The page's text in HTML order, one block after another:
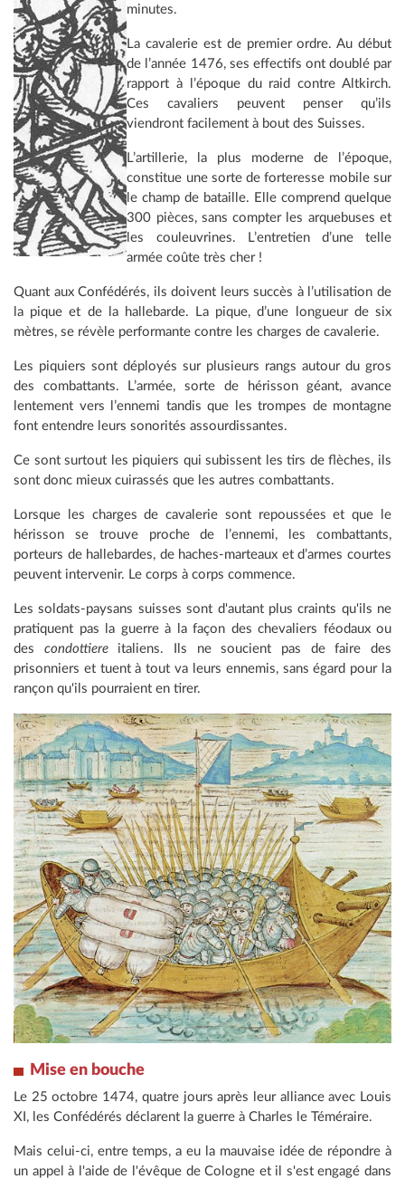
minutes.
La cavalerie est de premier ordre. Au début
de l’année 1476, ses effectifs ont doublé par
rapport à l’époque du raid contre Altkirch.
Ces cavaliers peuvent penser qu’ils
viendront facilement à bout des Suisses.
L’artillerie, la plus moderne de l’époque,
constitue une sorte de forteresse mobile sur
le champ de bataille. Elle comprend quelque
300 pièces, sans compter les arquebuses et
les couleuvrines. L’entretien d’une telle
armée coûte très cher !
Quant aux Confédérés, ils doivent leurs succès à l’utilisation de
la pique et de la hallebarde. La pique, d’une longueur de six
mètres, se révèle performante contre les charges de cavalerie.
Les piquiers sont déployés sur plusieurs rangs autour du gros
des combattants. L’armée, sorte de hérisson géant, avance
lentement vers l’ennemi tandis que les trompes de montagne
font entendre leurs sonorités assourdissantes.
Ce sont surtout les piquiers qui subissent les tirs de flèches, ils
sont donc mieux cuirassés que les autres combattants.
Lorsque les charges de cavalerie sont repoussées et que le
hérisson se trouve proche de l’ennemi, les combattants,
porteurs de hallebardes, de haches-marteaux et d’armes courtes
peuvent intervenir. Le corps à corps commence.
Les soldats-paysans suisses sont d'autant plus craints qu'ils ne
pratiquent pas la guerre à la façon des chevaliers féodaux ou
des condottiere italiens. Ils ne soucient pas de faire des
prisonniers et tuent à tout va leurs ennemis, sans égard pour la
rançon qu'ils pourraient en tirer.
Mise en bouche
Le 25 octobre 1474, quatre jours après leur alliance avec Louis
XI, les Confédérés déclarent la guerre à Charles le Téméraire.
Mais celui-ci, entre temps, a eu la mauvaise idée de répondre à
un appel à l'aide de l'évêque de Cologne et il s'est engagé dans